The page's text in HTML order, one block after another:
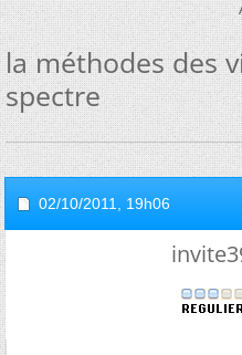
la méthodes des
spectre
02/10/2011, 19h06